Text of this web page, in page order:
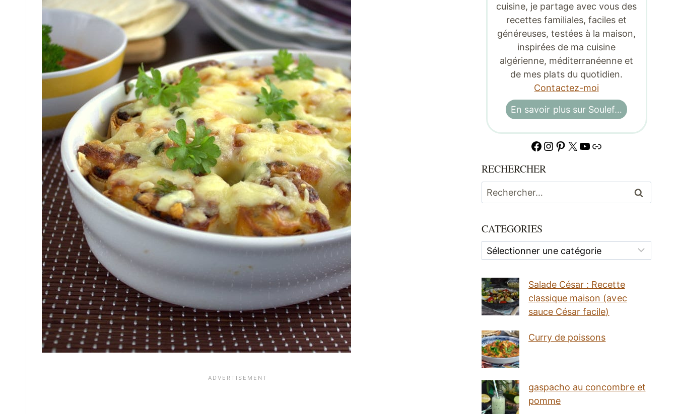
cuisine, je partage avec vous des
recettes familiales, faciles et
généreuses, testées à la maison,
inspirées de ma cuisine
algérienne, méditerranéenne et
de mes plats du quotidien.
Contactez-moi
En savoir plus sur Soulef…
Facebook
Instagram
Pinterest
X YouTube
Lien
RECHERCHER
Rechercher :
CATEGORIES
Categories
Salade César : Recette
classique maison (avec
sauce César facile)
Curry de poissons
gaspacho au concombre et
pomme